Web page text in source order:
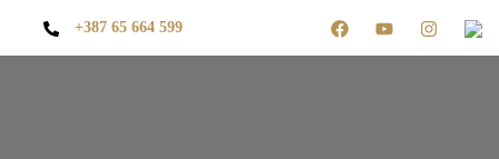
+387 65 664 599